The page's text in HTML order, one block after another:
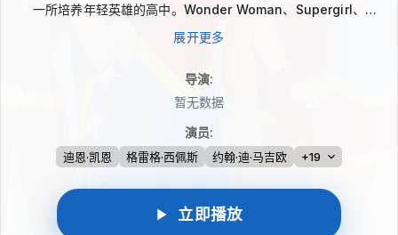
一所培养年轻英雄的高中。Wonder Woman、Supergirl、
Batgirl、Harley Quinn、Bumblebee、Poison Ivy、Katana等
熟悉的DC角色在校园里学习、训练，也要面对青春期的误会、挑
的日常冒险。
展开更多
导演:
暂无数据
演员:
迪恩·凯恩 格雷格·西佩斯 约翰·迪·马吉欧 +19
立即播放